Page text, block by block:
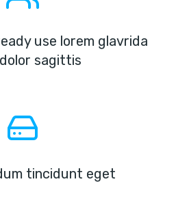
use lorem glavrida
sagittis
tincidunt eget